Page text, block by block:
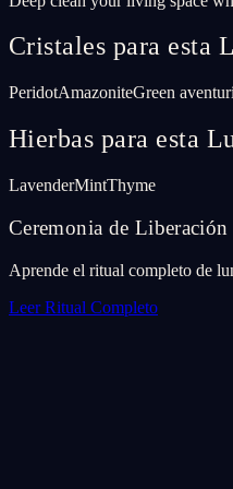
Cristales para esta
PeridotAmazoniteGreen
Hierbas para esta
LavenderMintThyme
Ceremonia de
Aprende el ritual completo de
Leer Ritual Completo